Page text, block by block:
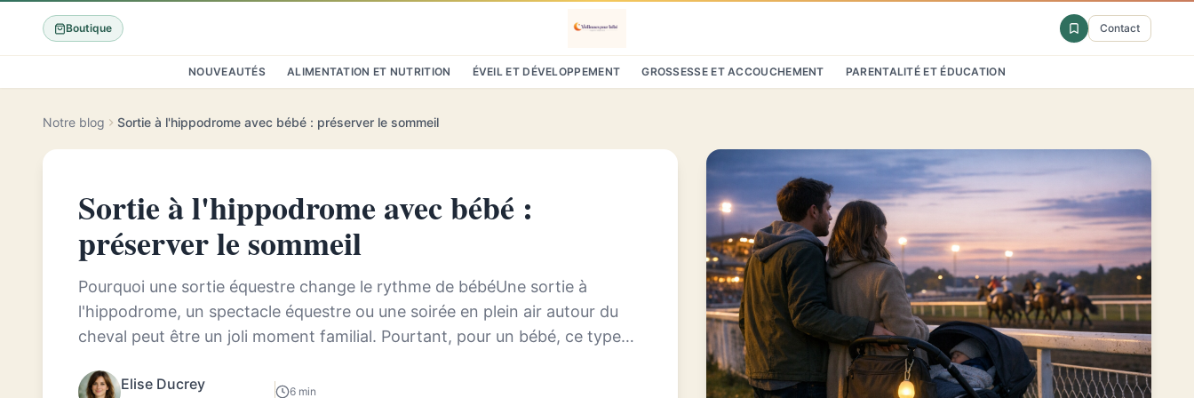
Boutique Contact
NOUVEAUTÉS ALIMENTATION ET NUTRITION ÉVEIL ET DÉVELOPPEMENT GROSSESSE ET ACCOUCHEMENT PARENTALITÉ ET ÉDUCATION
Notre blog Sortie à l'hippodrome avec bébé : préserver le sommeil
Sortie à l'hippodrome avec bébé :
préserver le sommeil
Pourquoi une sortie équestre change le rythme de bébéUne sortie à
l'hippodrome, un spectacle équestre ou une soirée en plein air autour du
cheval peut être un joli moment familial. Pourtant, pour un bébé, ce type
Elise Ducrey 6 min